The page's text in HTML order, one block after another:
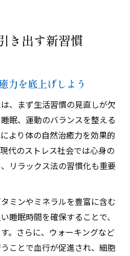
き出す新習慣
力を底上げしよう
、まず生活習慣の見直しが欠
眠、運動のバランスを整える
より体の自然治癒力を効果的
代のストレス社会では心身の
リラックス法の習慣化も重要
ミンやミネラルを豊富に含む
睡眠時間を確保することで、
。さらに、ウォーキングなど
ことで血行が促進され、細胞